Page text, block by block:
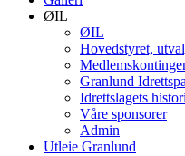
ØIL
ØIL
Hovedstyret,
Granlund
Idrettslagets
Våre sponsorer
Admin
Utleie Granlund